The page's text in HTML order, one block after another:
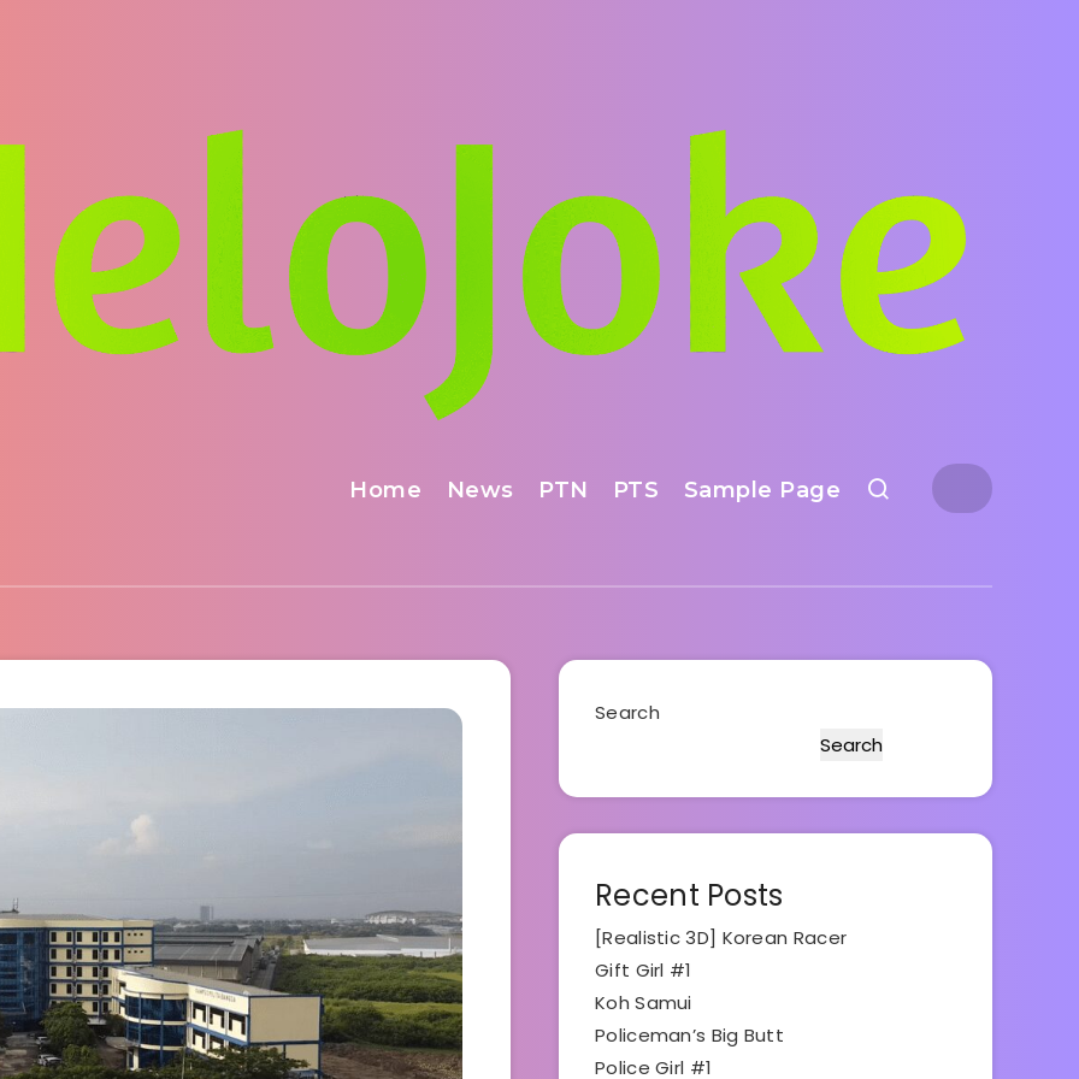
Home News PTN PTS Sample Page
Search
Search
Recent Posts
[Realistic 3D] Korean Racer
Gift Girl #1
Koh Samui
Policeman’s Big Butt
Police Girl #1